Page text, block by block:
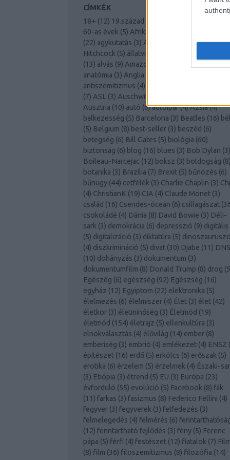
CÍMKÉK
18+ (12) 19.század
60-as évek (5) Afrika
(22) agykutatás (3) Albert Einstein 4)Alfred
Hitchcock (5) állatvilág
(13) alvás (9) Amazonas
anatómia (3) Anglia
antiszemitizmus (4)
(7) ASL (3) Auschwitz
Ausztria (10) autó (6)autóipar(4)Ázsia(4)
balkezesség (5) Barcelona (3) Beatles (16)
(5) Belgium (8) best-seller (3) beszéd (6)
betegség (6) Bill Gates (5) biológia (60)
biztonság (6) blog (16) blues (3) Bob Dylan (3)
Boileau-Narcejac (12) boksz (3) boldogság (8)
botanika (3) Brazília (7) Brexit (5) bűnözés (6)
bűnügy (44) cetfélék (3) Charlie Chaplin (3)
(4) ChristianK (19) CIA (4) Claude Monet (3)
család (16) Csendes-óceán (6) csillagászat (
csokoládé (4) Dánia (8) David Bowie (3) Déli-
sark (3) demokrácia (6) depresszió (9) digitális
(5) digitalizáció (3) diktatúra (5)
(4) diszkrimináció (5) divat (30) Djabe (11) DNS
(10) dohányzás (3) dokumentum (3)
dokumentumfilm (8) Donald Trump (8) drog (5
Egészég (6) egészség (92) Egészség (16)
egyház (12) Egyiptom (22) elektronika (5)
élelmezés (6) élelmiszer (4) Élet (3) élet (42)
életkor (3) életminőség (3) Életmód (19)
életmód (154) életrajz (5) ellenkultúra (3)
elnökválasztás (4) élővilág (14) ember (8)
emberiség (3) embrió (4) emlékezet (4) ENSZ (
építészet (16) erdő (5) erkölcs (6) erőszak (5)
erotika (6) érzelem (5) érzelmek (4) Északi-
(3) Etiópia (3) étrend (5) EU (3) Európa (23)
évforduló (55) evolúció (5) Facebook (8) fák
(11) farkas (3) fasizmus (8) Federico Fellini (4)
fegyver (3) fegyverek (3) felfedezés (3)
felmelegedés (4) felmérés (6)
(12) fenntartható fejlődés (3) fény (5) Ferenc
pápa (5) férfi (4) festészet (12) fiatalok (7) Film
(8) film (36) filoszemitizmus (8) filozófia (14)